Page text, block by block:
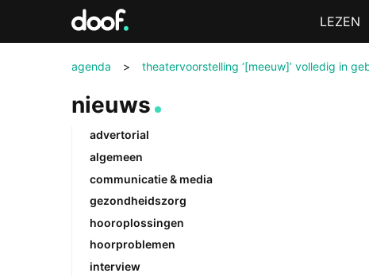
MenuLEZEN
agenda > theatervoorstelling ‘[meeuw]’ volledig in
nieuws
advertorial
algemeen
communicatie & media
gezondheidszorg
hooroplossingen
hoorproblemen
interview
Doof.nl